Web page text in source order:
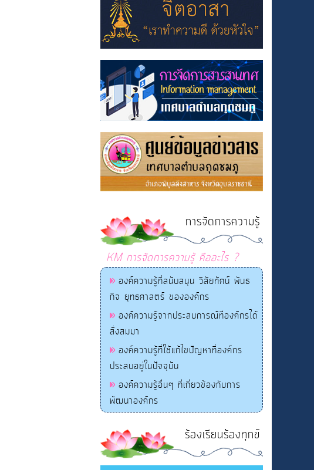
การจัดการความรู้
KM การจัดการความรู้ คืออะไร ?
องค์ความรู้ที่สนับสนุน วิสัยทัศน์ พันธ
กิจ ยุทธศาสตร์ ขององค์กร
องค์ความรู้จากประสบการณ์ที่องค์กรได้
สั่งสมมา
องค์ความรู้ที่ใช้แก้ไขปัญหาที่องค์กร
ประสบอยู่ในปัจจุบัน
องค์ความรู้อื่นๆ ที่เกี่ยวข้องกับการ
พัฒนาองค์กร
ร้องเรียนร้องทุกข์